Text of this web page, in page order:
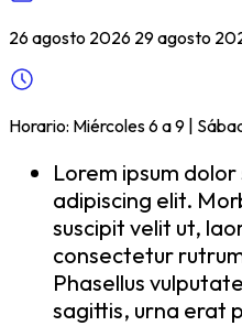
26 agosto 2026 29 agosto
Horario: Miércoles 6 a 9 |
Lorem ipsum
adipiscing elit.
suscipit velit ut,
consectetur
Phasellus
sagittis, urna erat